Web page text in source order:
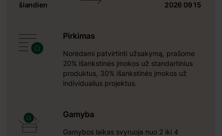
šiandien
2026 09 15
Pirkimas
Norėdami patvirtinti užsakymą, prašome
20% išankstinės įmokos už standartinius
produktus, 30% išankstinės įmokos už
individualius projektus.
Gamyba
Gamybos laikas svyruoja nuo 2 iki 4